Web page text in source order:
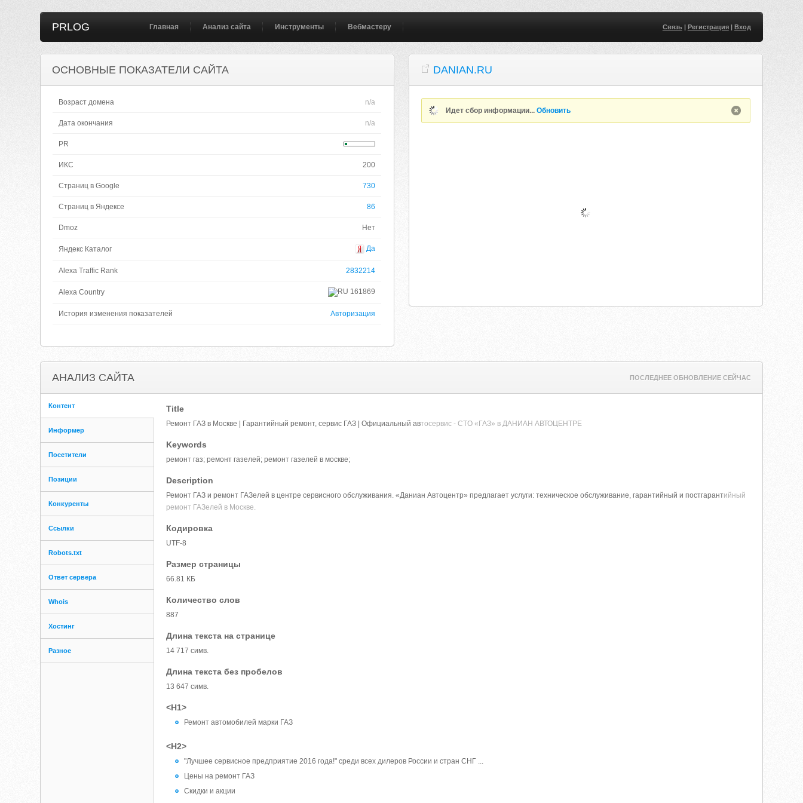
PRLOG Главная Анализ сайта Инструменты Вебмастеру Связь| Регистрация| Вход
ОСНОВНЫЕ ПОКАЗАТЕЛИ САЙТА
Возраст домена n/a
Дата окончания n/a
PR
ИКС 200
Страниц в Google 730
Страниц в Яндексе 86
Dmoz Нет
Яндекс Каталог Да
Alexa Traffic Rank 2832214
Alexa Country 161869
История изменения показателей Авторизация
DANIAN.RU
Идет сбор информации...Обновить
АНАЛИЗ САЙТА ПОСЛЕДНЕЕ ОБНОВЛЕНИЕ СЕЙЧАС
Контент
Информер
Посетители
Позиции
Конкуренты
Ссылки
Robots.txt
Ответ сервера
Whois
Хостинг
Разное
Title
Ремонт ГАЗ в Москве | Гарантийный ремонт, сервис ГАЗ | Официальный автосервис - СТO «ГАЗ» в ДАНИАН АВТОЦЕНТРЕ
Keywords
ремонт газ; ремонт газелей; ремонт газелей в москве;
Description
Ремонт ГАЗ и ремонт ГАЗелей в центре сервисного обслуживания. «Даниан Автоцентр» предлагает услуги: техническое обслуживание, гарантийный и постгарантийный
ремонт ГАЗелей в Москве.
Кодировка
UTF-8
Размер страницы
66.81 КБ
Количество слов
887
Длина текста на странице
14 717 симв.
Длина текста без пробелов
13 647 симв.
<H1>
Ремонт автомобилей марки ГАЗ
<H2>
"Лучшее сервисное предприятие 2016 года!" среди всех дилеров России и стран СНГ ...
Цены на ремонт ГАЗ
Скидки и акции